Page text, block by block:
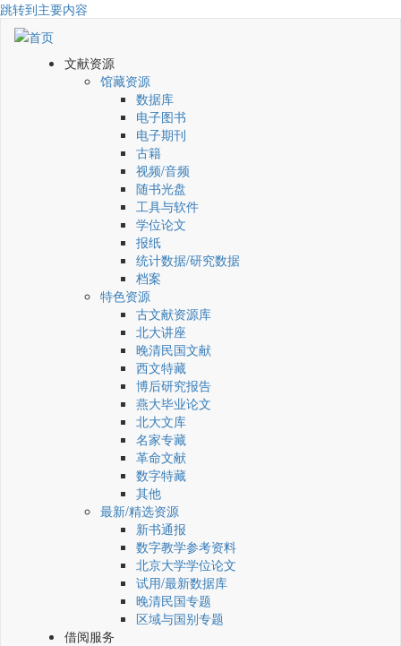
跳转到主要内容
文献资源
馆藏资源
数据库
电子图书
电子期刊
古籍
视频/音频
随书光盘
工具与软件
学位论文
报纸
统计数据/研究数据
档案
特色资源
古文献资源库
北大讲座
晚清民国文献
西文特藏
博后研究报告
燕大毕业论文
北大文库
名家专藏
革命文献
数字特藏
其他
最新/精选资源
新书通报
数字教学参考资料
北京大学学位论文
试用/最新数据库
晚清民国专题
区域与国别专题
借阅服务